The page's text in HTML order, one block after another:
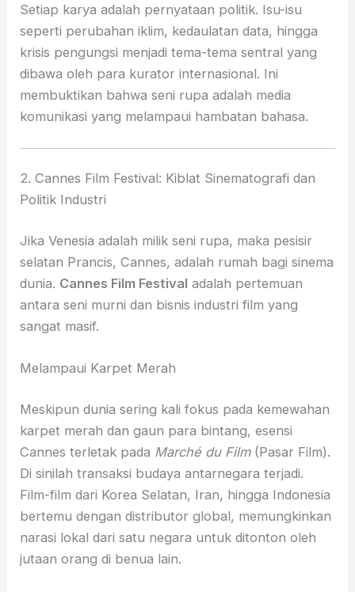
Setiap karya adalah pernyataan politik. Isu-isu
seperti perubahan iklim, kedaulatan data, hingga
krisis pengungsi menjadi tema-tema sentral yang
dibawa oleh para kurator internasional. Ini
membuktikan bahwa seni rupa adalah media
komunikasi yang melampaui hambatan bahasa.
2. Cannes Film Festival: Kiblat Sinematografi dan
Politik Industri
Jika Venesia adalah milik seni rupa, maka pesisir
selatan Prancis, Cannes, adalah rumah bagi sinema
dunia. Cannes Film Festival adalah pertemuan
antara seni murni dan bisnis industri film yang
sangat masif.
Melampaui Karpet Merah
Meskipun dunia sering kali fokus pada kemewahan
karpet merah dan gaun para bintang, esensi
Cannes terletak pada Marché du Film(Pasar Film).
Di sinilah transaksi budaya antarnegara terjadi.
Film-film dari Korea Selatan, Iran, hingga Indonesia
bertemu dengan distributor global, memungkinkan
narasi lokal dari satu negara untuk ditonton oleh
jutaan orang di benua lain.